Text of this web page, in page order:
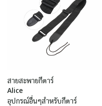
สายสะพายกีตาร์
Alice
อุปกรณ์อื่นๆสำหรับกีตาร์